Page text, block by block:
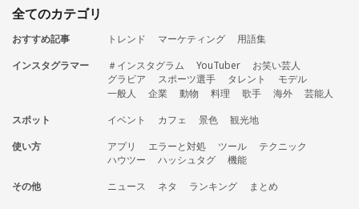
全てのカテゴリ
おすすめ記事 トレンド マーケティング
用語集
インスタグラマー
＃インスタグラム YouTuber
お笑い芸人
グラビア
スポーツ選手 タレント
モデル
一般人
企業 動物 料理 歌手 海外
芸能人
スポット
イベント カフェ 景色
観光地
使い方
アプリ エラーと対処 ツール
テクニック
ハウツー
ハッシュタグ
機能
その他
ニュース ネタ ランキング まとめ